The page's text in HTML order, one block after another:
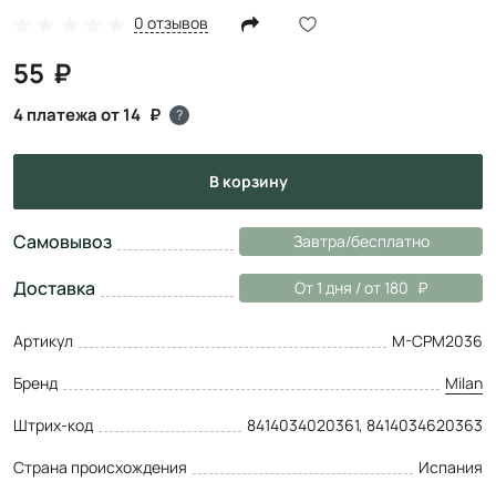
0 отзывов
55
4 платежа от 14 ?
в корзину
Самовывоз Завтра/бесплатно
Доставка От 1 дня / от 180
Артикул
M-CPM2036
Бренд
Milan
Штрих-код
8414034020361, 8414034620363
Страна происхождения
Испания